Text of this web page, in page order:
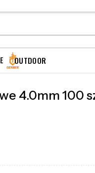
OUTDOOR
4.0mm 100